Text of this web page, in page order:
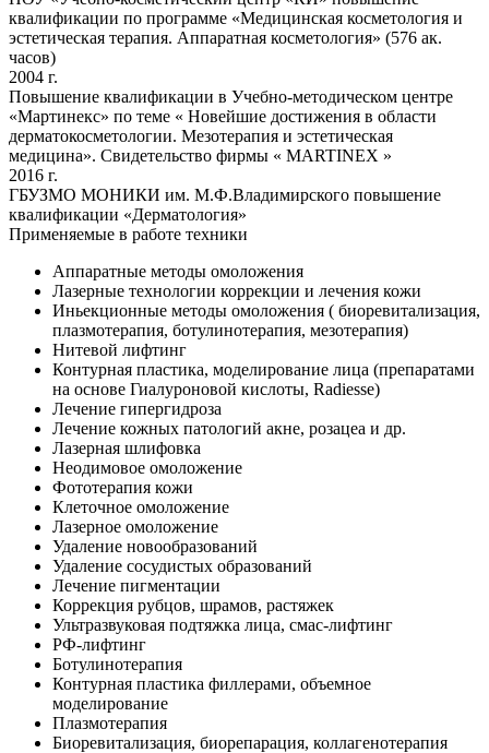
квалификации по программе «Медицинская косметология и
эстетическая терапия. Аппаратная косметология» (576 ак.
часов)
2004 г.
Повышение квалификации в Учебно-методическом центре
«Мартинекс» по теме « Новейшие достижения в области
дерматокосметологии. Мезотерапия и эстетическая
медицина». Свидетельство фирмы « MARTINEX »
2016 г.
ГБУЗМО МОНИКИ им. М.Ф.Владимирского повышение
квалификации «Дерматология»
Применяемые в работе техники
Аппаратные методы омоложения
Лазерные технологии коррекции и лечения кожи
Иньекционные методы омоложения ( биоревитализация,
плазмотерапия, ботулинотерапия, мезотерапия)
Нитевой лифтинг
Контурная пластика, моделирование лица (препаратами
на основе Гиалуроновой кислоты, Radiesse)
Лечение гипергидроза
Лечение кожных патологий акне, розацеа и др.
Лазерная шлифовка
Неодимовое омоложение
Фототерапия кожи
Клеточное омоложение
Лазерное омоложение
Удаление новообразований
Удаление сосудистых образований
Лечение пигментации
Коррекция рубцов, шрамов, растяжек
Ультразвуковая подтяжка лица, смас-лифтинг
РФ-лифтинг
Ботулинотерапия
Контурная пластика филлерами, объемное
моделирование
Плазмотерапия
Биоревитализация, биорепарация, коллагенотерапия